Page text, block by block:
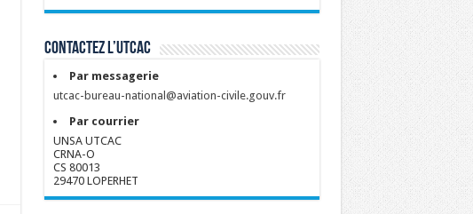
Contactez l’UTCAC
Par messagerie
utcac-bureau-national@aviation-civile.gouv.fr
Par courrier
UNSA UTCAC
CRNA-O
CS 80013
29470 LOPERHET